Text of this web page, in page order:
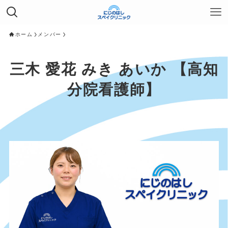
ホーム メンバー
三木 愛花 みき あいか 【高知
分院看護師】